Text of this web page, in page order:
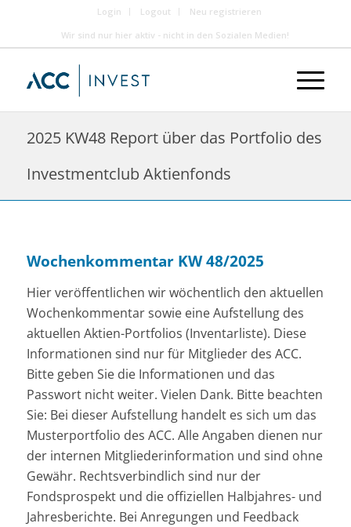
Login Logout
Neu registrieren
Wir sind nur hier aktiv - nicht in den Sozialen Medien!
2025 KW48 Report über das Portfolio des
Investmentclub Aktienfonds
Wochenkommentar KW 48/2025
Hier veröffentlichen wir wöchentlich den aktuellen
Wochenkommentar sowie eine Aufstellung des
aktuellen Aktien-Portfolios (Inventarliste). Diese
Informationen sind nur für Mitglieder des ACC.
Bitte geben Sie die Informationen und das
Passwort nicht weiter. Vielen Dank. Bitte beachten
Sie: Bei dieser Aufstellung handelt es sich um das
Musterportfolio des ACC. Alle Angaben dienen nur
der internen Mitgliederinformation und sind ohne
Gewähr. Rechtsverbindlich sind nur der
Fondsprospekt und die offiziellen Halbjahres- und
Jahresberichte. Bei Anregungen und Feedback